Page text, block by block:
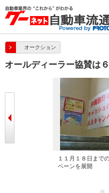
オークション
オールディーラー協賛は
１１月１８日まで
ペーンを展開